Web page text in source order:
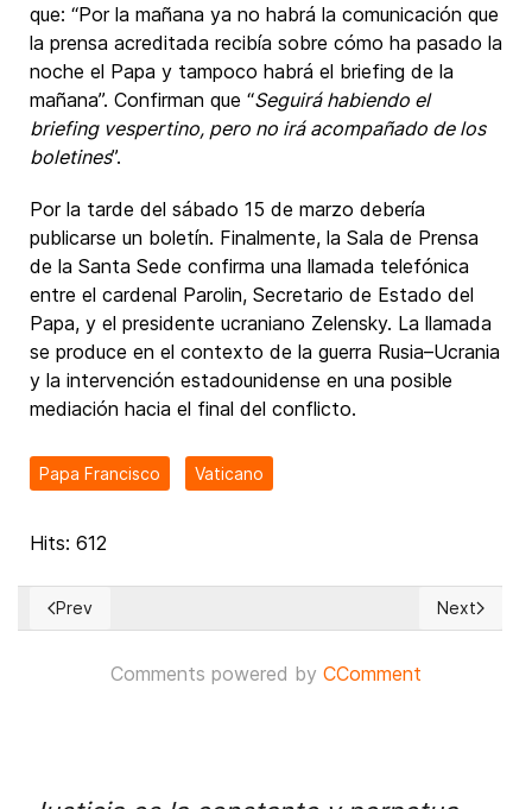
que: “Por la mañana ya no habrá la comunicación que
la prensa acreditada recibía sobre cómo ha pasado la
noche el Papa y tampoco habrá el briefing de la
mañana”. Confirman que “Seguirá habiendo el
briefing vespertino, pero no irá acompañado de los
boletines”.
Por la tarde del sábado 15 de marzo debería
publicarse un boletín. Finalmente, la Sala de Prensa
de la Santa Sede confirma una llamada telefónica
entre el cardenal Parolin, Secretario de Estado del
Papa, y el presidente ucraniano Zelensky. La llamada
se produce en el contexto de la guerra Rusia–Ucrania
y la intervención estadounidense en una posible
mediación hacia el final del conflicto.
Papa Francisco Vaticano
Hits: 612
Previous article: Centenares de Miles apoyan a líder
Prev Next
Next
Comments powered by CComment